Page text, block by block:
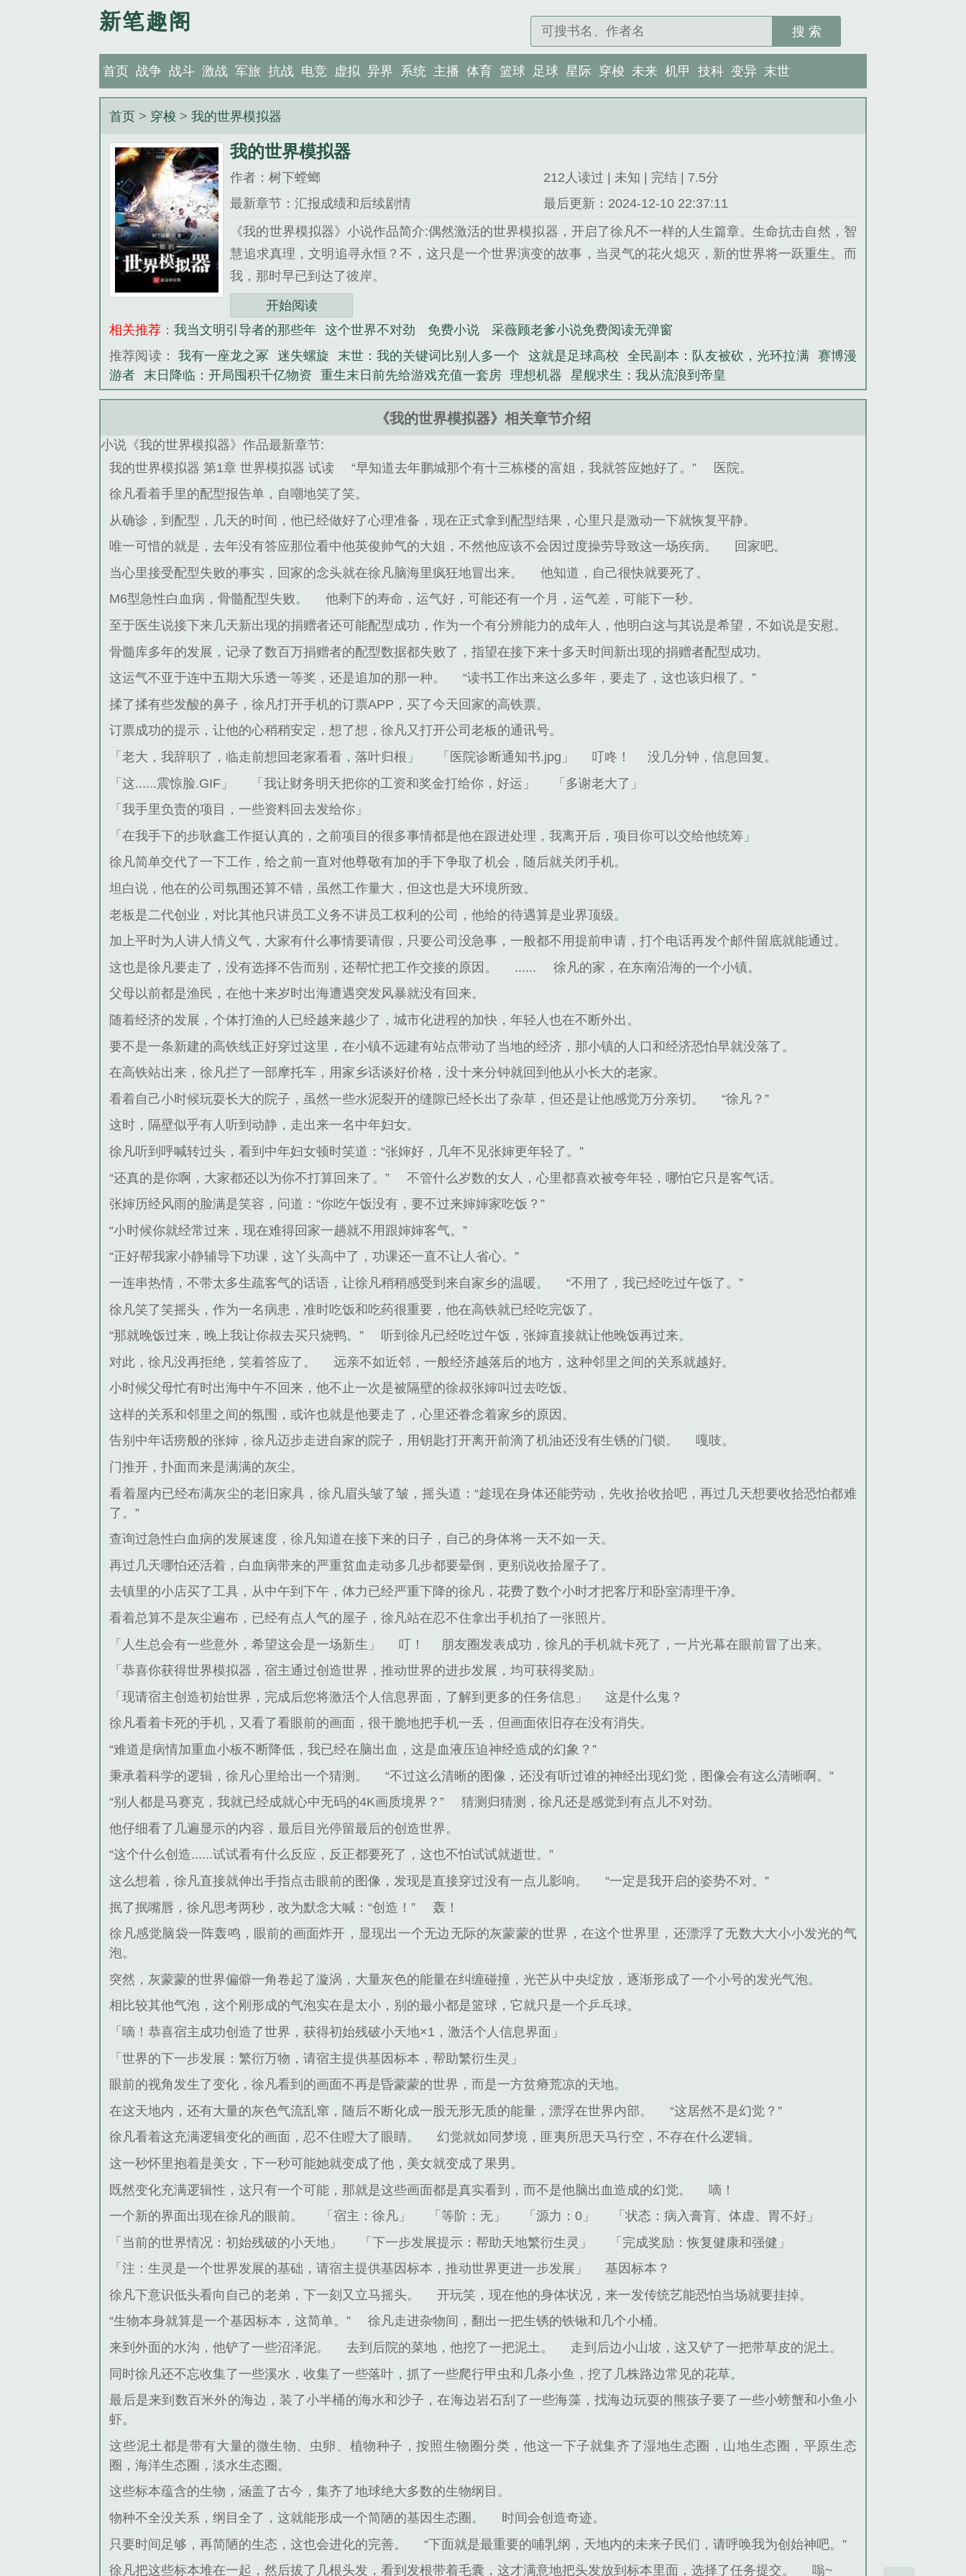
新笔趣阁 搜 索
首页 战争 战斗 激战 军旅 抗战 电竞 虚拟 异界 系统 主播 体育 篮球 足球 星际 穿梭 未来 机甲 技科 变异 末世
首页 > 穿梭 >我的世界模拟器
我的世界模拟器
作者：树下螳螂
212人读过 | 未知 | 完结 | 7.5分
最新章节：汇报成绩和后续剧情
最后更新：2024-12-10 22:37:11
《我的世界模拟器》小说作品简介:偶然激活的世界模拟器，开启了徐凡不一样的人生篇章。生命抗击自然，智
慧追求真理，文明追寻永恒？不，这只是一个世界演变的故事，当灵气的花火熄灭，新的世界将一跃重生。而
我，那时早已到达了彼岸。
开始阅读
相关推荐 ：我当文明引导者的那些年 这个世界不对劲 免费小说
采薇顾老爹小说免费阅读无弹窗
推荐阅读： 我有一座龙之冢 迷失螺旋 末世：我的关键词比别人多一个 这就是足球高校 全民副本：队友被砍，光环拉满
赛博漫
游者
末日降临：开局囤积千亿物资 重生末日前先给游戏充值一套房 理想机器 星舰求生：我从流浪到帝皇
《我的世界模拟器》相关章节介绍
小说《我的世界模拟器》作品最新章节:
我的世界模拟器 第1章 世界模拟器 试读
“早知道去年鹏城那个有十三栋楼的富姐，我就答应她好了。”
医院。
徐凡看着手里的配型报告单，自嘲地笑了笑。
从确诊，到配型，几天的时间，他已经做好了心理准备，现在正式拿到配型结果，心里只是激动一下就恢复平静。
唯一可惜的就是，去年没有答应那位看中他英俊帅气的大姐，不然他应该不会因过度操劳导致这一场疾病。
回家吧。
当心里接受配型失败的事实，回家的念头就在徐凡脑海里疯狂地冒出来。
他知道，自己很快就要死了。
M6型急性白血病，骨髓配型失败。
他剩下的寿命，运气好，可能还有一个月，运气差，可能下一秒。
至于医生说接下来几天新出现的捐赠者还可能配型成功，作为一个有分辨能力的成年人，他明白这与其说是希望，不如说是安慰。
骨髓库多年的发展，记录了数百万捐赠者的配型数据都失败了，指望在接下来十多天时间新出现的捐赠者配型成功。
这运气不亚于连中五期大乐透一等奖，还是追加的那一种。
“读书工作出来这么多年，要走了，这也该归根了。”
揉了揉有些发酸的鼻子，徐凡打开手机的订票APP，买了今天回家的高铁票。
订票成功的提示，让他的心稍稍安定，想了想，徐凡又打开公司老板的通讯号。
「老大，我辞职了，临走前想回老家看看，落叶归根」
「医院诊断通知书.jpg」 叮咚！
没几分钟，信息回复。
「这......震惊脸.GIF」
「我让财务明天把你的工资和奖金打给你，好运」
「多谢老大了」
「我手里负责的项目，一些资料回去发给你」
「在我手下的步耿鑫工作挺认真的，之前项目的很多事情都是他在跟进处理，我离开后，项目你可以交给他统筹」
徐凡简单交代了一下工作，给之前一直对他尊敬有加的手下争取了机会，随后就关闭手机。
坦白说，他在的公司氛围还算不错，虽然工作量大，但这也是大环境所致。
老板是二代创业，对比其他只讲员工义务不讲员工权利的公司，他给的待遇算是业界顶级。
加上平时为人讲人情义气，大家有什么事情要请假，只要公司没急事，一般都不用提前申请，打个电话再发个邮件留底就能通过。
这也是徐凡要走了，没有选择不告而别，还帮忙把工作交接的原因。
......
徐凡的家，在东南沿海的一个小镇。
父母以前都是渔民，在他十来岁时出海遭遇突发风暴就没有回来。
随着经济的发展，个体打渔的人已经越来越少了，城市化进程的加快，年轻人也在不断外出。
要不是一条新建的高铁线正好穿过这里，在小镇不远建有站点带动了当地的经济，那小镇的人口和经济恐怕早就没落了。
在高铁站出来，徐凡拦了一部摩托车，用家乡话谈好价格，没十来分钟就回到他从小长大的老家。
看着自己小时候玩耍长大的院子，虽然一些水泥裂开的缝隙已经长出了杂草，但还是让他感觉万分亲切。
“徐凡？”
这时，隔壁似乎有人听到动静，走出来一名中年妇女。
徐凡听到呼喊转过头，看到中年妇女顿时笑道：“张婶好，几年不见张婶更年轻了。”
“还真的是你啊，大家都还以为你不打算回来了。”
不管什么岁数的女人，心里都喜欢被夸年轻，哪怕它只是客气话。
张婶历经风雨的脸满是笑容，问道：“你吃午饭没有，要不过来婶婶家吃饭？”
“小时候你就经常过来，现在难得回家一趟就不用跟婶婶客气。”
“正好帮我家小静辅导下功课，这丫头高中了，功课还一直不让人省心。”
一连串热情，不带太多生疏客气的话语，让徐凡稍稍感受到来自家乡的温暖。
“不用了，我已经吃过午饭了。”
徐凡笑了笑摇头，作为一名病患，准时吃饭和吃药很重要，他在高铁就已经吃完饭了。
“那就晚饭过来，晚上我让你叔去买只烧鸭。”
听到徐凡已经吃过午饭，张婶直接就让他晚饭再过来。
对此，徐凡没再拒绝，笑着答应了。
远亲不如近邻，一般经济越落后的地方，这种邻里之间的关系就越好。
小时候父母忙有时出海中午不回来，他不止一次是被隔壁的徐叔张婶叫过去吃饭。
这样的关系和邻里之间的氛围，或许也就是他要走了，心里还眷念着家乡的原因。
告别中年话痨般的张婶，徐凡迈步走进自家的院子，用钥匙打开离开前滴了机油还没有生锈的门锁。
嘎吱。
门推开，扑面而来是满满的灰尘。
看着屋内已经布满灰尘的老旧家具，徐凡眉头皱了皱，摇头道：“趁现在身体还能劳动，先收拾收拾吧，再过几天想要收拾恐怕都难
了。”
查询过急性白血病的发展速度，徐凡知道在接下来的日子，自己的身体将一天不如一天。
再过几天哪怕还活着，白血病带来的严重贫血走动多几步都要晕倒，更别说收拾屋子了。
去镇里的小店买了工具，从中午到下午，体力已经严重下降的徐凡，花费了数个小时才把客厅和卧室清理干净。
看着总算不是灰尘遍布，已经有点人气的屋子，徐凡站在忍不住拿出手机拍了一张照片。
「人生总会有一些意外，希望这会是一场新生」
叮！
朋友圈发表成功，徐凡的手机就卡死了，一片光幕在眼前冒了出来。
「恭喜你获得世界模拟器，宿主通过创造世界，推动世界的进步发展，均可获得奖励」
「现请宿主创造初始世界，完成后您将激活个人信息界面，了解到更多的任务信息」
这是什么鬼？
徐凡看着卡死的手机，又看了看眼前的画面，很干脆地把手机一丢，但画面依旧存在没有消失。
“难道是病情加重血小板不断降低，我已经在脑出血，这是血液压迫神经造成的幻象？”
秉承着科学的逻辑，徐凡心里给出一个猜测。
“不过这么清晰的图像，还没有听过谁的神经出现幻觉，图像会有这么清晰啊。”
“别人都是马赛克，我就已经成就心中无码的4K画质境界？”
猜测归猜测，徐凡还是感觉到有点儿不对劲。
他仔细看了几遍显示的内容，最后目光停留最后的创造世界。
“这个什么创造......试试看有什么反应，反正都要死了，这也不怕试试就逝世。”
这么想着，徐凡直接就伸出手指点击眼前的图像，发现是直接穿过没有一点儿影响。
“一定是我开启的姿势不对。”
抿了抿嘴唇，徐凡思考两秒，改为默念大喊：“创造！”
轰！
徐凡感觉脑袋一阵轰鸣，眼前的画面炸开，显现出一个无边无际的灰蒙蒙的世界，在这个世界里，还漂浮了无数大大小小发光的气
泡。
突然，灰蒙蒙的世界偏僻一角卷起了漩涡，大量灰色的能量在纠缠碰撞，光芒从中央绽放，逐渐形成了一个小号的发光气泡。
相比较其他气泡，这个刚形成的气泡实在是太小，别的最小都是篮球，它就只是一个乒乓球。
「嘀！恭喜宿主成功创造了世界，获得初始残破小天地×1，激活个人信息界面」
「世界的下一步发展：繁衍万物，请宿主提供基因标本，帮助繁衍生灵」
眼前的视角发生了变化，徐凡看到的画面不再是昏蒙蒙的世界，而是一方贫瘠荒凉的天地。
在这天地内，还有大量的灰色气流乱窜，随后不断化成一股无形无质的能量，漂浮在世界内部。
“这居然不是幻觉？”
徐凡看着这充满逻辑变化的画面，忍不住瞪大了眼睛。
幻觉就如同梦境，匪夷所思天马行空，不存在什么逻辑。
这一秒怀里抱着是美女，下一秒可能她就变成了他，美女就变成了果男。
既然变化充满逻辑性，这只有一个可能，那就是这些画面都是真实看到，而不是他脑出血造成的幻觉。
嘀！
一个新的界面出现在徐凡的眼前。
「宿主：徐凡」 「等阶：无」 「源力：0」
「状态：病入膏肓、体虚、胃不好」
「当前的世界情况：初始残破的小天地」
「下一步发展提示：帮助天地繁衍生灵」
「完成奖励：恢复健康和强健」
「注：生灵是一个世界发展的基础，请宿主提供基因标本，推动世界更进一步发展」
基因标本？
徐凡下意识低头看向自己的老弟，下一刻又立马摇头。
开玩笑，现在他的身体状况，来一发传统艺能恐怕当场就要挂掉。
“生物本身就算是一个基因标本，这简单。”
徐凡走进杂物间，翻出一把生锈的铁锹和几个小桶。
来到外面的水沟，他铲了一些沼泽泥。
去到后院的菜地，他挖了一把泥土。
走到后边小山坡，这又铲了一把带草皮的泥土。
同时徐凡还不忘收集了一些溪水，收集了一些落叶，抓了一些爬行甲虫和几条小鱼，挖了几株路边常见的花草。
最后是来到数百米外的海边，装了小半桶的海水和沙子，在海边岩石刮了一些海藻，找海边玩耍的熊孩子要了一些小螃蟹和小鱼小
虾。
这些泥土都是带有大量的微生物、虫卵、植物种子，按照生物圈分类，他这一下子就集齐了湿地生态圈，山地生态圈，平原生态
圈，海洋生态圈，淡水生态圈。
这些标本蕴含的生物，涵盖了古今，集齐了地球绝大多数的生物纲目。
物种不全没关系，纲目全了，这就能形成一个简陋的基因生态圈。
时间会创造奇迹。
只要时间足够，再简陋的生态，这也会进化的完善。
“下面就是最重要的哺乳纲，天地内的未来子民们，请呼唤我为创始神吧。”
徐凡把这些标本堆在一起，然后拔了几根头发，看到发根带着毛囊，这才满意地把头发放到标本里面，选择了任务提交。
嗡~